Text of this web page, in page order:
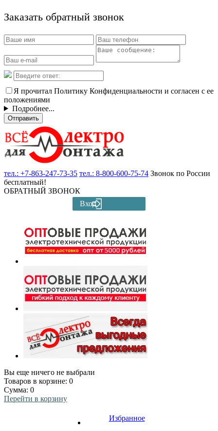
Заказать обратный звонок
Я прочитал Политику Конфиденциальности и согласен с ее
положениями
Подробнее...
Отправить
тел.: +7-863-247-73-35 тел.: 8-800-600-75-74 Звонок по России
бесплатный!
ОБРАТНЫЙ ЗВОНОК
Вход
Вы еще ничего не выбрали
Товаров в корзине: 0
Сумма: 0
Перейти в корзину
Избранное